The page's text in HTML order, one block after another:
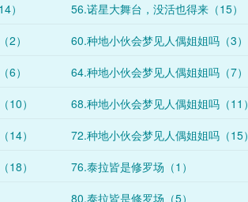
）
56.诺星大舞台，没活也得来（15）
2）
60.种地小伙会梦见人偶姐姐吗（3）
6）
64.种地小伙会梦见人偶姐姐吗（7）
10）
68.种地小伙会梦见人偶姐姐吗（11）
14）
72.种地小伙会梦见人偶姐姐吗（15）
18）
76.泰拉皆是修罗场（1）
80.泰拉皆是修罗场（5）